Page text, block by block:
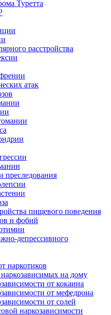
Туретта
расстройства
атак
преследования
пищевого поведения
и фобий
депрессивного
наркотиков
на дому
от кокаина
от мефедрона
от солей
наркозависимости